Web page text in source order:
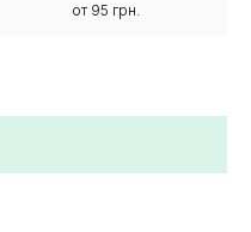
от 95 грн.